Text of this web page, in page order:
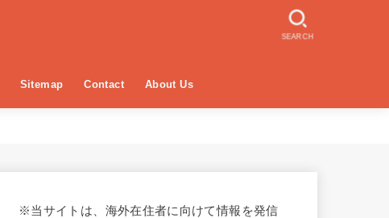
Sitemap Contact About Us
SEARCH
※当サイトは、海外在住者に向けて情報を発信